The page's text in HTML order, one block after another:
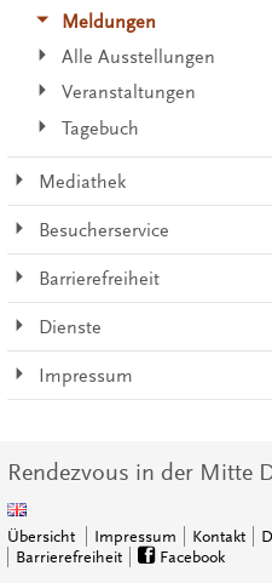
Meldungen
Alle Ausstellungen
Veranstaltungen
Tagebuch
Mediathek
Besucherservice
Barrierefreiheit
Dienste
Impressum
Rendezvous in der Mitte
Übersicht Impressum Kontakt
Barrierefreiheit
Facebook